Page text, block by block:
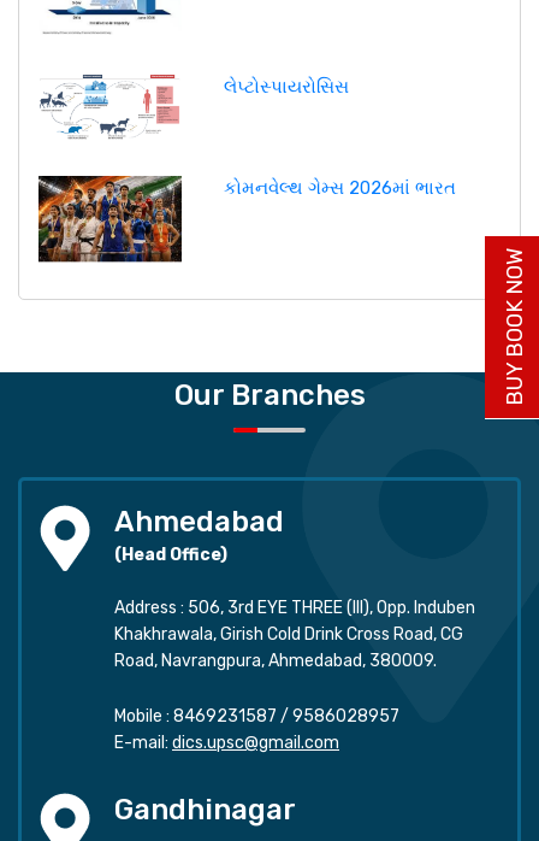
લેપ્ટોસ્પાયરોસિસ
કોમનવેલ્થ ગેમ્સ 2026માં ભારત
Our Branches
Ahmedabad
(Head Office)
Address : 506, 3rd EYE THREE (III), Opp. Induben
Khakhrawala, Girish Cold Drink Cross Road, CG
Road, Navrangpura, Ahmedabad, 380009.
Mobile : 8469231587 / 9586028957
E-mail: dics.upsc@gmail.com
Gandhinagar
BUY BOOK NOW